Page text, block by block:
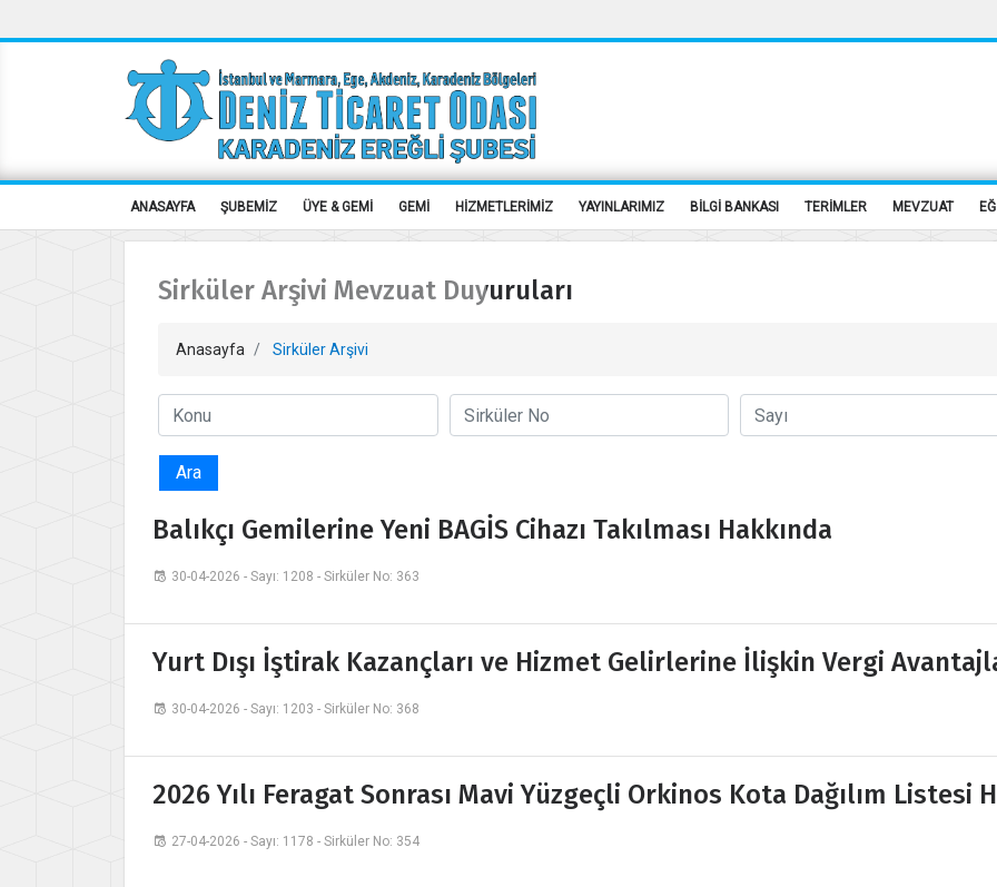
ANASAYFA ŞUBEMİZ ÜYE & GEMİ GEMİ HİZMETLERİMİZ YAYINLARIMIZ BİLGİ BANKASI TERİMLER MEVZUAT
Sirküler Arşivi Mevzuat Duyuruları
Anasayfa Sirküler Arşivi
Ara
Balıkçı Gemilerine Yeni BAGİS Cihazı Takılması Hakkında
30-04-2026 - Sayı: 1208 - Sirküler No: 363
Yurt Dışı İştirak Kazançları ve Hizmet Gelirlerine İlişkin Vergi
30-04-2026 - Sayı: 1203 - Sirküler No: 368
2026 Yılı Feragat Sonrası Mavi Yüzgeçli Orkinos Kota Dağılım Listesi
27-04-2026 - Sayı: 1178 - Sirküler No: 354